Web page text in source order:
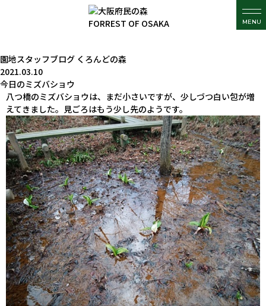
MENU
園地スタッフブログ くろんどの森
2021.03.10
今日のミズバショウ
八つ橋のミズバショウは、まだ小さいですが、少しづつ白い包が増
えてきました。見ごろはもう少し先のようです。